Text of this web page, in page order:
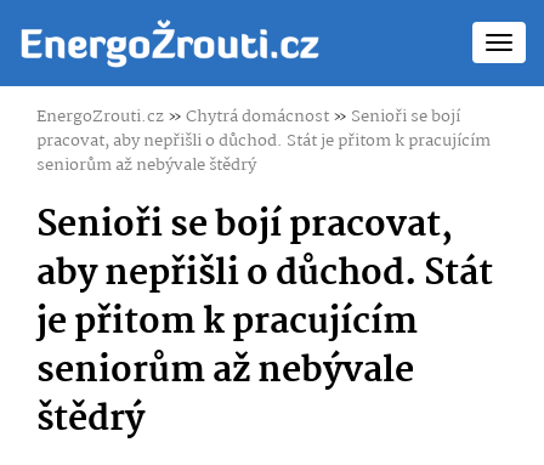
EnergoZrouti.cz»Chytrá domácnost» Senioři se bojí
pracovat, aby nepřišli o důchod. Stát je přitom k pracujícím
seniorům až nebývale štědrý
Senioři se bojí pracovat,
aby nepřišli o důchod. Stát
je přitom k pracujícím
seniorům až nebývale
štědrý